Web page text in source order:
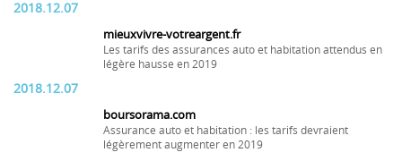
2018.12.07
mieuxvivre-votreargent.fr
Les tarifs des assurances auto et habitation attendus en
légère hausse en 2019
2018.12.07
boursorama.com
Assurance auto et habitation : les tarifs devraient
légèrement augmenter en 2019